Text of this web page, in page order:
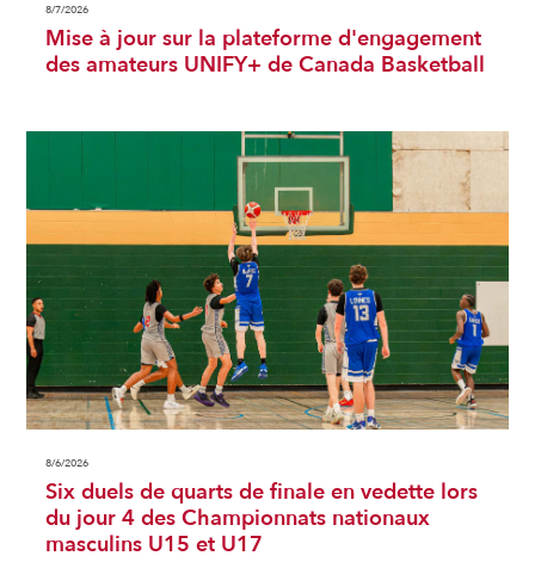
8/7/2026
Mise à jour sur la plateforme d'engagement
des amateurs UNIFY+ de Canada Basketball
8/6/2026
Six duels de quarts de finale en vedette lors
du jour 4 des Championnats nationaux
masculins U15 et U17